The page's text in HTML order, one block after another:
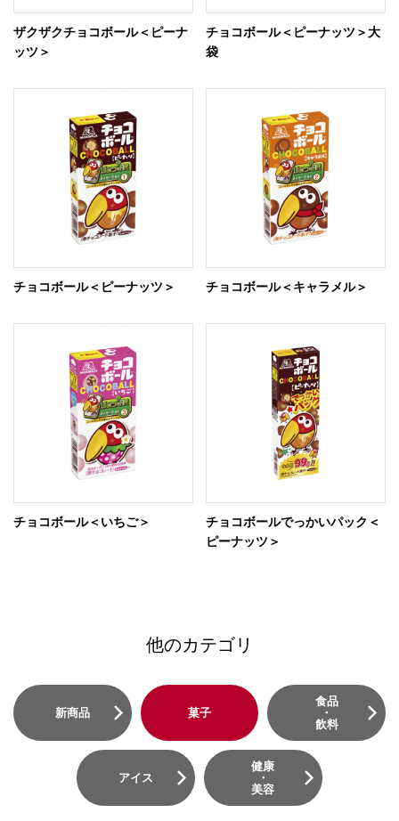
ザクザクチョコボール＜ピーナ
ッツ＞
チョコボール＜ピーナッツ＞大
袋
チョコボール＜ピーナッツ＞ チョコボール＜キャラメル＞
チョコボール＜いちご＞
チョコボールでっかいパック＜
ピーナッツ＞
他のカテゴリ
新商品 菓子
食品
・
飲料
アイス
健康
・
美容